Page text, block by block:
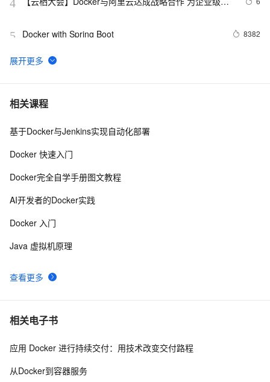
4
5 Docker with Spring Boot 8382
6 Docker镜像：Ubuntu支持systemctl、SSH和VNC
7 Docker启动后怎样运行jar包文件
8 Docker私有仓库
10『Docker』在Docker快速部署.NET Core项目
相关课程
查看更多
基于Docker与Jenkins实现自动化部署
Docker 快速入门
Docker完全自学手册图文教程
AI开发者的Docker实践
Docker 入门
Java 虚拟机原理
相关电子书
应用 Docker 进行持续交付：用技术改变交付路程
从Docker到容器服务